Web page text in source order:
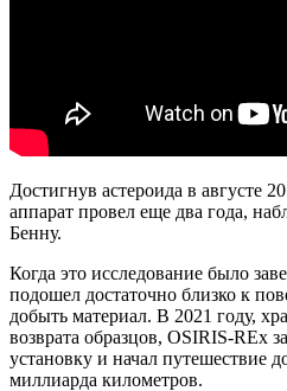
Достигнув астероида в августе
аппарат провел еще два года,
Бенну.
Когда это исследование было
подошел достаточно близко к
добыть материал. В 2021 году,
возврата образцов, OSIRIS-REx
установку и начал путешествие
миллиарда километров.